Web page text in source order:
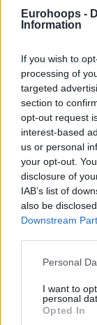
Eurohoops -
Information
If you wish to
processing of
targeted
section to
opt-out request
interest-based
us or personal
your opt-out.
disclosure of
IAB’s list of
also be
Downstream
Please note
not limited to
grant or deny
use your data
Personal
I want to
personal
Opted In
Ο Τζέιντεν Άιβι
παραδέχτηκε.
Οι Μπουλς
σπάζοντας ένα